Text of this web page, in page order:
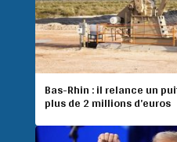
Bas-Rhin : il relance un
plus de 2 millions d’euros